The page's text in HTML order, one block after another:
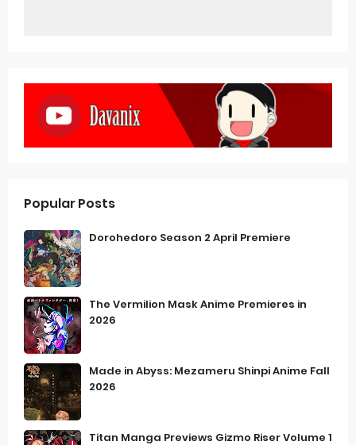
Popular Posts
Dorohedoro Season 2 April Premiere
The Vermilion Mask Anime Premieres in
2026
Made in Abyss: Mezameru Shinpi Anime Fall
2026
Titan Manga Previews Gizmo Riser Volume 1